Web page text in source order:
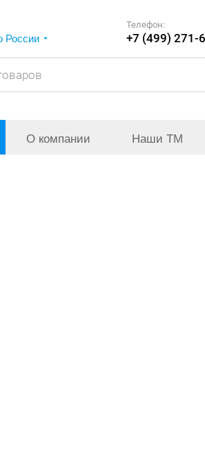
России
Телефон:
+7 (499) 271-
О компании Наши ТМ